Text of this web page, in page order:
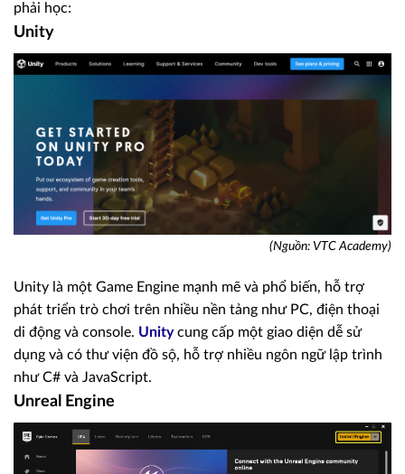
phải học:
Unity
(Nguồn: VTC Academy)
Unity là một Game Engine mạnh mẽ và phổ biến, hỗ trợ
phát triển trò chơi trên nhiều nền tảng như PC, điện thoại
di động và console. Unitycung cấp một giao diện dễ sử
dụng và có thư viện đồ sộ, hỗ trợ nhiều ngôn ngữ lập trình
như C# và JavaScript.
Unreal Engine